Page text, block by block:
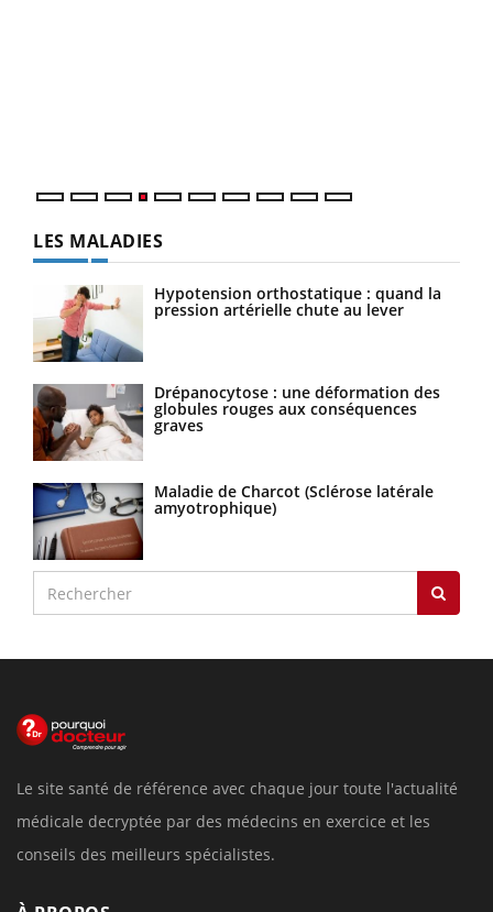
LES MALADIES
Hypotension orthostatique : quand la
pression artérielle chute au lever
Drépanocytose : une déformation des
globules rouges aux conséquences
graves
Maladie de Charcot (Sclérose latérale
amyotrophique)
Le site santé de référence avec chaque jour toute l'actualité
médicale decryptée par des médecins en exercice et les
conseils des meilleurs spécialistes.